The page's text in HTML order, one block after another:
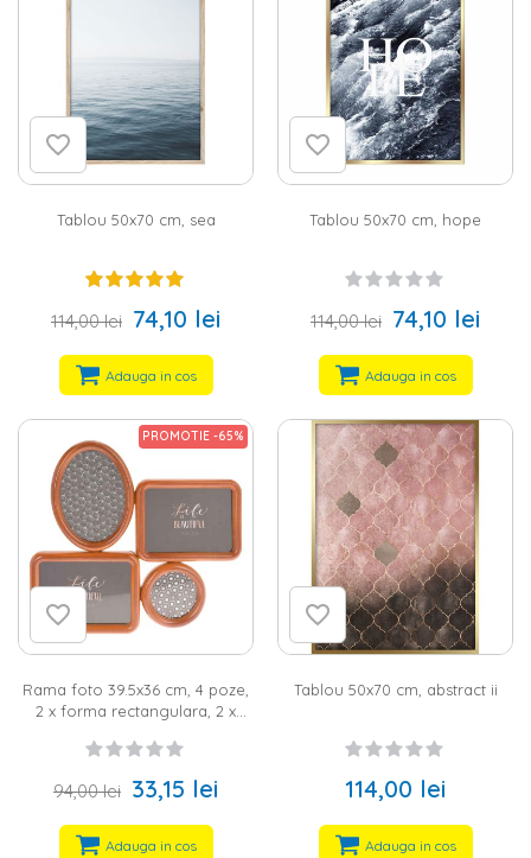
Tablou 50x70 cm, sea
114,00 lei 74,10 lei
Adauga in cos
Tablou 50x70 cm, hope
114,00 lei 74,10 lei
Adauga in cos
PROMOTIE -65%
Rama foto 39.5x36 cm, 4 poze,
2 x forma rectangulara, 2 x
94,00 lei 33,15 lei
Adauga in cos
Tablou 50x70 cm, abstract ii
114,00 lei
Adauga in cos